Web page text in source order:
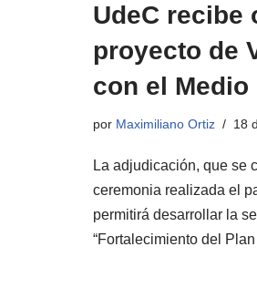
UdeC recibe
proyecto de
con el Medio
por Maximiliano Ortiz 18
La adjudicación, que se
ceremonia realizada el
permitirá desarrollar la
“Fortalecimiento del